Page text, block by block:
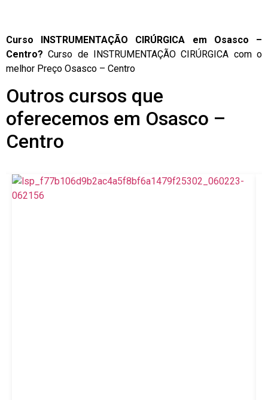
Curso INSTRUMENTAÇÃO CIRÚRGICA em Osasco –
Centro?Curso de INSTRUMENTAÇÃO CIRÚRGICA com o
melhor Preço Osasco – Centro
Outros cursos que
oferecemos em Osasco –
Centro